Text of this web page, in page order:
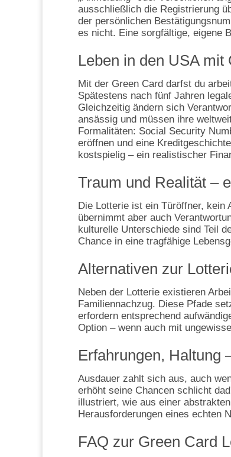
ausschließlich die Registrierung
der persönlichen
es nicht. Eine sorgfältige, eigene
Leben in den USA
Mit der Green Card darfst du
Spätestens nach fünf Jahren
Gleichzeitig ändern sich
ansässig und müssen ihre
Formalitäten: Social Security
eröffnen und eine
kostspielig – ein realistischer
Traum und Realität –
Die Lotterie ist ein Türöffner, kein
übernimmt aber auch
kulturelle Unterschiede sind Teil
Chance in eine tragfähige
Alternativen zur
Neben der Lotterie existieren
Familiennachzug. Diese Pfade
erfordern entsprechend
Option – wenn auch mit
Erfahrungen, Haltung
Ausdauer zahlt sich aus, auch
erhöht seine Chancen schlicht
illustriert, wie aus einer
Herausforderungen eines echten
FAQ zur Green Card